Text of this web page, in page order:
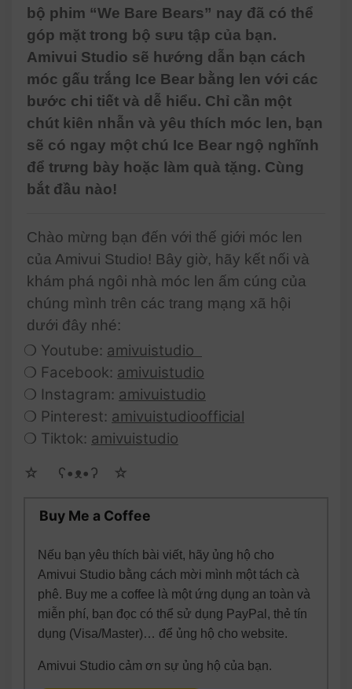
bộ phim “We Bare Bears” nay đã có thể
góp mặt trong bộ sưu tập của bạn.
Amivui Studio sẽ hướng dẫn bạn cách
móc gấu trắng Ice Bear bằng len với các
bước chi tiết và dễ hiểu. Chỉ cần một
chút kiên nhẫn và yêu thích móc len, bạn
sẽ có ngay một chú Ice Bear ngộ nghĩnh
để trưng bày hoặc làm quà tặng. Cùng
bắt đầu nào!
Chào mừng bạn đến với thế giới móc len
của Amivui Studio! Bây giờ, hãy kết nối và
khám phá ngôi nhà móc len ấm cúng của
chúng mình trên các trang mạng xã hội
dưới đây nhé:
❍ Youtube: amivuistudio
❍ Facebook: amivuistudio
❍ Instagram: amivuistudio
❍ Pinterest: amivuistudioofficial
❍ Tiktok: amivuistudio
☆ゝ ʕ•ᴥ•ʔゝ☆
Buy Me a Coffee
Nếu bạn yêu thích bài viết, hãy ủng hộ cho
Amivui Studio bằng cách mời mình một tách cà
phê. Buy me a coffee là một ứng dụng an toàn và
miễn phí, bạn đọc có thể sử dụng PayPal, thẻ tín
dụng (Visa/Master)… để ủng hộ cho website.
Amivui Studio cảm ơn sự ủng hộ của bạn.